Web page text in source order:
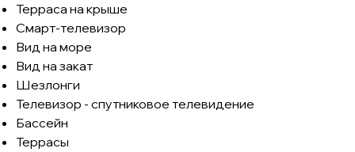
Терраса на крыше
Смарт-телевизор
Вид на море
Вид на закат
Шезлонги
Телевизор - спутниковое телевидение
Бассейн
Террасы